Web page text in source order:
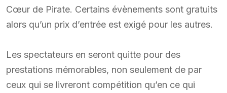
Cœur de Pirate. Certains évènements sont gratuits
alors qu’un prix d’entrée est exigé pour les autres.
Les spectateurs en seront quitte pour des
prestations mémorables, non seulement de par
ceux qui se livreront compétition qu’en ce qui